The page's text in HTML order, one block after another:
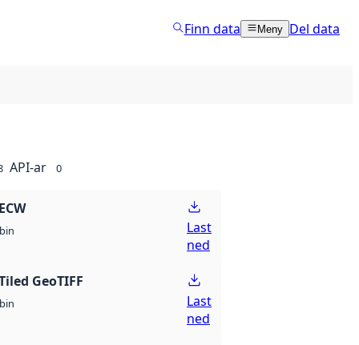
Finn data Meny Del data
API-ar 0
bin
Last
ned
GeoTIFF
bin
Last
ned